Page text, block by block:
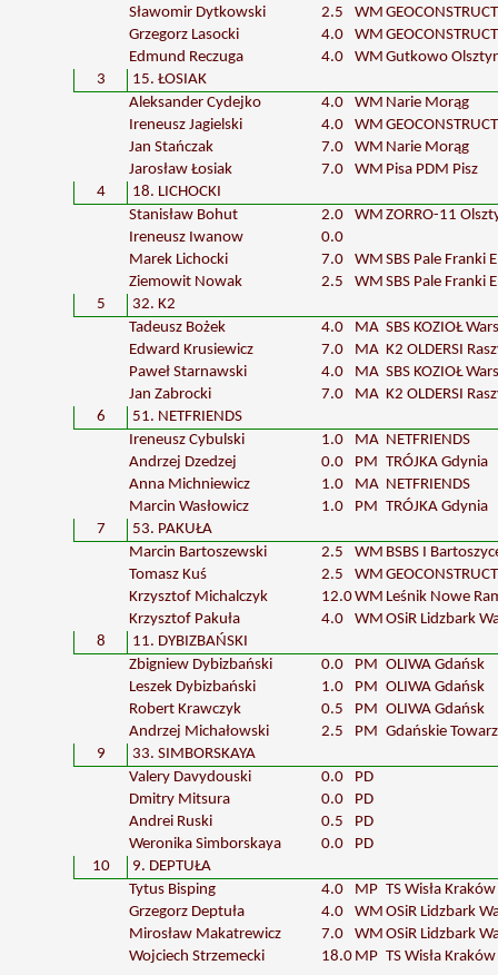
Sławomir Dytkowski
2.5 WM
Grzegorz Lasocki
4.0 WM
Edmund Reczuga
4.0 WM Gutkowo
3
15. ŁOSIAK
Aleksander Cydejko
4.0 WM Narie Morąg
Ireneusz Jagielski
4.0 WM
Jan Stańczak
7.0 WM Narie Morąg
Jarosław Łosiak
7.0 WM Pisa PDM Pisz
4
18. LICHOCKI
Stanisław Bohut
2.0 WM ZORRO-11
Ireneusz Iwanow
0.0
Marek Lichocki
7.0 WM SBS Pale Franki
Ziemowit Nowak
2.5 WM SBS Pale Franki
5
32. K2
Tadeusz Bożek
4.0 MA SBS KOZIOŁ
Edward Krusiewicz
7.0 MA K2 OLDERSI
Paweł Starnawski
4.0 MA SBS KOZIOŁ
Jan Zabrocki
7.0 MA K2 OLDERSI
6
51. NETFRIENDS
Ireneusz Cybulski
1.0 MA NETFRIENDS
Andrzej Dzedzej
0.0 PM TRÓJKA Gdynia
Anna Michniewicz
1.0 MA NETFRIENDS
Marcin Wasłowicz
1.0 PM TRÓJKA Gdynia
7
53. PAKUŁA
Marcin Bartoszewski
2.5 WM BSBS I
Tomasz Kuś
2.5 WM
Krzysztof Michalczyk
12.0WM Leśnik Nowe
Krzysztof Pakuła
4.0 WM OSiR Lidzbark
8
11. DYBIZBAŃSKI
Zbigniew Dybizbański
0.0 PM OLIWA Gdańsk
Leszek Dybizbański
1.0 PM OLIWA Gdańsk
Robert Krawczyk
0.5 PM OLIWA Gdańsk
Andrzej Michałowski
2.5 PM Gdańskie
9
33. SIMBORSKAYA
Valery Davydouski
0.0
PD
Dmitry Mitsura
0.0
PD
Andrei Ruski
0.5
PD
Weronika Simborskaya
0.0
PD
10
9. DEPTUŁA
Tytus Bisping
4.0 MP TS Wisła Kraków
Grzegorz Deptuła
4.0 WM OSiR Lidzbark
Mirosław Makatrewicz
7.0 WM OSiR Lidzbark
Wojciech Strzemecki
18.0 MP TS Wisła Kraków